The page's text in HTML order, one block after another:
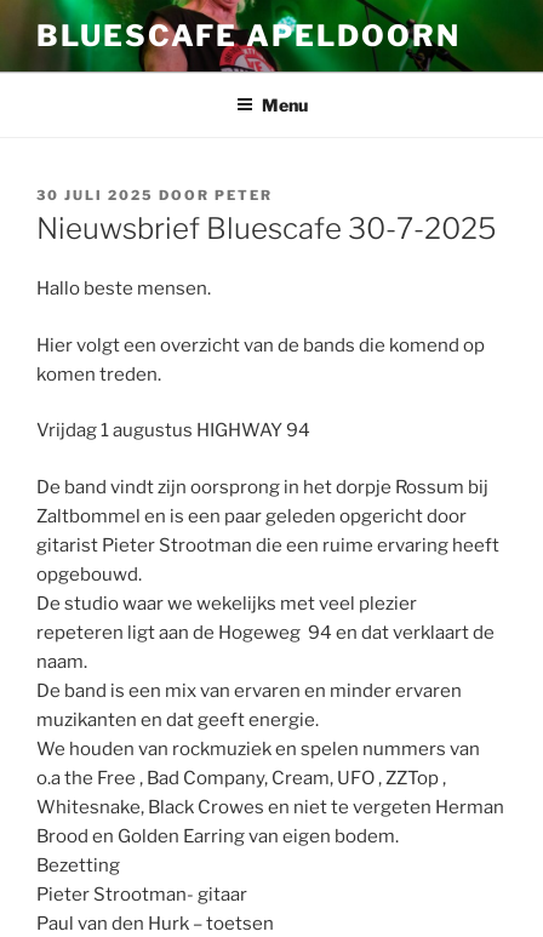
de
BLUESCAFE APELDOORN
Menu
GEPLAATST
OP
30 JULI 2025 DOOR PETER
Nieuwsbrief Bluescafe 30-7-2025
Hallo beste mensen.
Hier volgt een overzicht van de bands die komend op
komen treden.
Vrijdag 1 augustus HIGHWAY 94
De band vindt zijn oorsprong in het dorpje Rossum bij
Zaltbommel en is een paar geleden opgericht door
gitarist Pieter Strootman die een ruime ervaring heeft
opgebouwd.
De studio waar we wekelijks met veel plezier
repeteren ligt aan de Hogeweg 94 en dat verklaart de
naam.
De band is een mix van ervaren en minder ervaren
muzikanten en dat geeft energie.
We houden van rockmuziek en spelen nummers van
o.a the Free , Bad Company, Cream, UFO , ZZTop ,
Whitesnake, Black Crowes en niet te vergeten Herman
Brood en Golden Earring van eigen bodem.
Bezetting
Pieter Strootman- gitaar
Paul van den Hurk – toetsen